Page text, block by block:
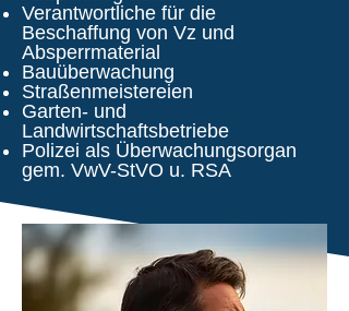
Verantwortliche für die
Beschaffung von Vz und
Absperrmaterial
Bauüberwachung
Straßenmeistereien
Garten- und
Landwirtschaftsbetriebe
Polizei als Überwachungsorgan
gem. VwV-StVO u. RSA